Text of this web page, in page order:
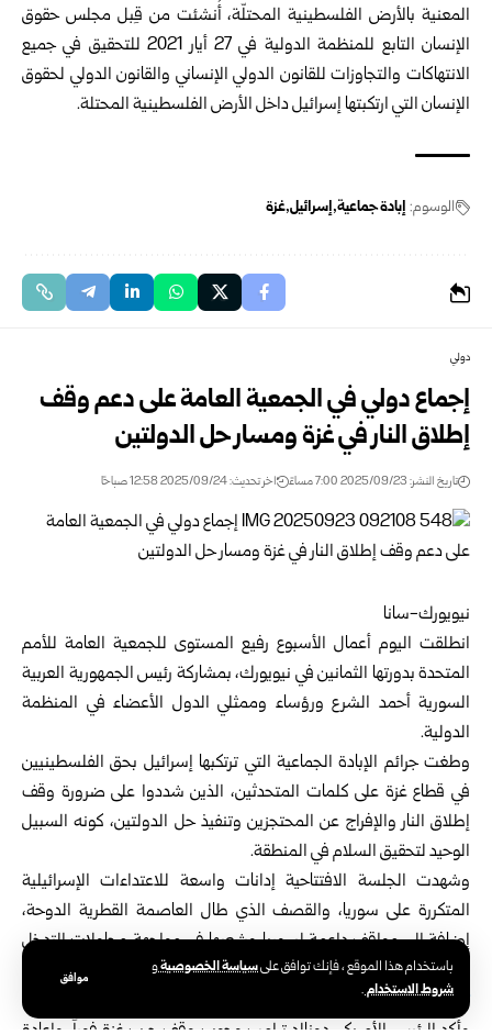
باستخدام هذا الموقع ، فإنك توافق علىسياسة الخصوصيةو
شروط الاستخدام.
موافق
المعنية بالأرض الفلسطينية المحتلّة، أُنشئت من قِبل مجلس حقوق
الإنسان التابع للمنظمة الدولية في 27 أيار 2021 للتحقيق في جميع
الانتهاكات والتجاوزات للقانون الدولي الإنساني والقانون الدولي لحقوق
الإنسان التي ارتكبتها إسرائيل داخل الأرض الفلسطينية المحتلة.
الوسوم: إبادة جماعية إسرائيل غزة
دولي
إجماع دولي في الجمعية العامة على دعم وقف
إطلاق النار في غزة ومسار حل الدولتين
تاريخ النشر: 2025/09/23 7:00 مساءً اخر تحديث: 2025/09/24 12:58 صباحًا
نيويورك-سانا
انطلقت اليوم أعمال الأسبوع رفيع المستوى للجمعية العامة للأمم
المتحدة بدورتها الثمانين في نيويورك، بمشاركة رئيس الجمهورية العربية
السورية أحمد الشرع ورؤساء وممثلي الدول الأعضاء في المنظمة
الدولية.
وطغت جرائم الإبادة الجماعية التي ترتكبها إسرائيل بحق الفلسطينيين
في قطاع غزة على كلمات المتحدثين، الذين شددوا على ضرورة وقف
إطلاق النار والإفراج عن المحتجزين وتنفيذ حل الدولتين، كونه السبيل
الوحيد لتحقيق السلام في المنطقة.
وشهدت الجلسة الافتتاحية إدانات واسعة للاعتداءات الإسرائيلية
المتكررة على سوريا، والقصف الذي طال العاصمة القطرية الدوحة،
إضافة إلى مواقف داعمة لسوريا وشعبها في مواجهة محاولات التدخل
الخارجي ومخططات إسرائيل للتقسيم.
ترامب: أسعى لوقف إطلاق النار في غزة